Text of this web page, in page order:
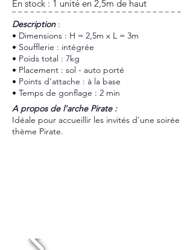
En stock : 1 unité en 2,5m de haut
​Description:
• Dimensions : H = 2,5m x L = 3m
• Soufflerie : intégrée
• Poids total : 7kg
• Placement : sol - auto porté
• Points d'attache : à la base
• Temps de gonflage : 2 min
A propos de l'arche Pirate :
Idéale pour accueillir les invités d'une soirée
thème Pirate.